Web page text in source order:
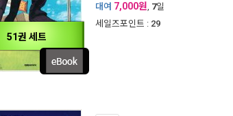
51권 세트
대여 7,000원, 7일
세일즈포인트 : 29